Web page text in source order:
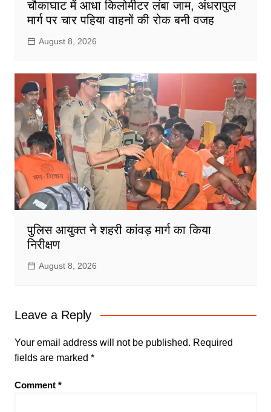
चौकाघाट में आधा किलोमीटर लंबा जाम, अंधरापुल
मार्ग पर चार पहिया वाहनों की रोक बनी वजह
August 8, 2026
पुलिस आयुक्त ने शहरी कांवड़ मार्ग का किया
निरीक्षण
August 8, 2026
Leave a Reply
Your email address will not be published. Required
fields are marked *
Comment *